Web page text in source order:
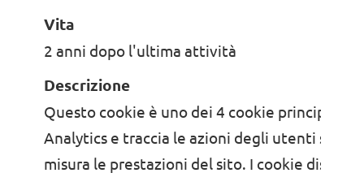
Vita
2 anni dopo l'ultima attività
Descrizione
Questo cookie è uno dei 4 cookie principali di
Analytics e traccia le azioni degli utenti sul
misura le prestazioni del sito. I cookie